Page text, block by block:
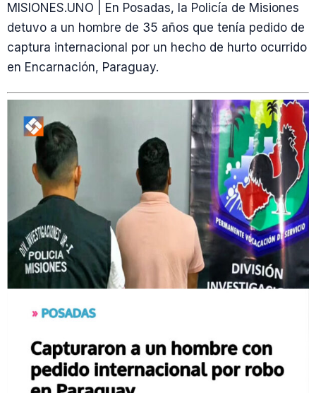
MISIONES.UNO | En Posadas, la Policía de Misiones
detuvo a un hombre de 35 años que tenía pedido de
captura internacional por un hecho de hurto ocurrido
en Encarnación, Paraguay.